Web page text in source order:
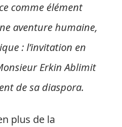
comme élément
aventure humaine,
: l’invitation en
Erkin Ablimit
de sa diaspora.
plus de la